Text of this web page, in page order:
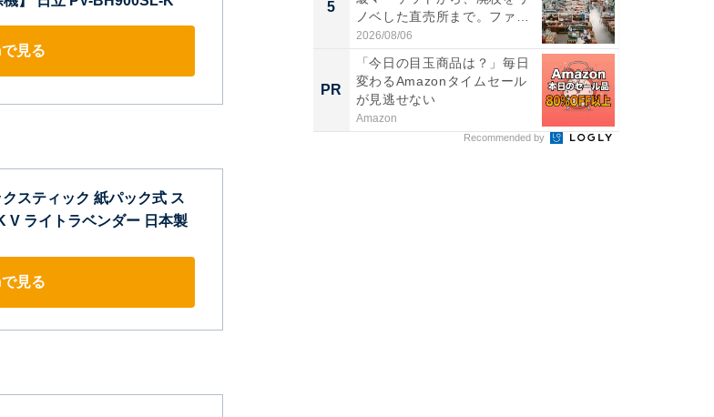
見る
スティック 紙パック式 ス
V ライトラベンダー 日本製
見る
5
ノベした直売所まで。ファ
ー...
2026/08/06
PR
「今日の目玉商品は？」毎日
変わるAmazonタイムセール
が見逃せない
Amazon
Recommended by